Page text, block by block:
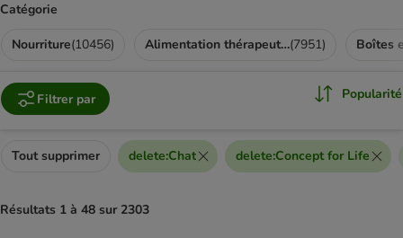
Catégorie
Nourriture(10456) Alimentation thérapeutique(7951) Boîtes
Filtrer par Popularité
Tout supprimer delete:Chat delete:Concept for Life
Résultats 1 à 48 sur 2303